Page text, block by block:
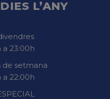
L’ANY
a 23:00h
de setmana
a 22:00h